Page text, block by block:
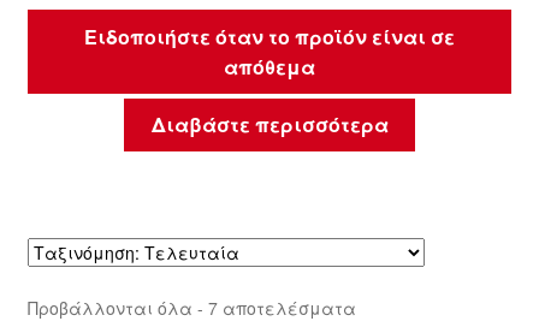
Ειδοποιήστε όταν το προϊόν είναι σε
απόθεμα
Διαβάστε περισσότερα
Προβάλλονται όλα - 7 αποτελέσματαSorted